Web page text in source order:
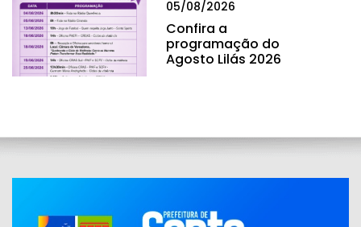
05/08/2026
Confira a
programação do
Agosto Lilás 2026